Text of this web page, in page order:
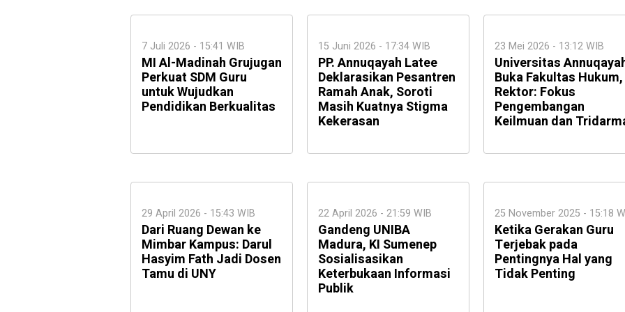
7 Juli 2026 - 15:41 WIB
MI Al-Madinah Grujugan
Perkuat SDM Guru
untuk Wujudkan
Pendidikan Berkualitas
15 Juni 2026 - 17:34 WIB
PP. Annuqayah Latee
Deklarasikan Pesantren
Ramah Anak, Soroti
Masih Kuatnya Stigma
Kekerasan
23 Mei 2026 - 13:12 WIB
Universitas
Buka Fakultas Hukum,
Rektor: Fokus
Pengembangan
Keilmuan dan
29 April 2026 - 15:43 WIB
Dari Ruang Dewan ke
Mimbar Kampus: Darul
Hasyim Fath Jadi Dosen
Tamu di UNY
22 April 2026 - 21:59 WIB
Gandeng UNIBA
Madura, KI Sumenep
Sosialisasikan
Keterbukaan Informasi
Publik
25 November 2025 - 15:18
Ketika Gerakan Guru
Terjebak pada
Pentingnya Hal yang
Tidak Penting